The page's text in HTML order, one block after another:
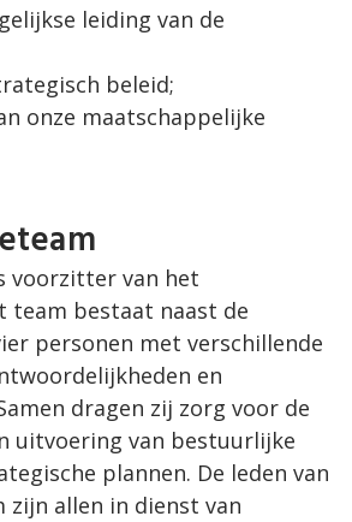
leiding van de
beleid;
onze maatschappelijke
voorzitter van het
team bestaat naast de
personen met verschillende
en
dragen zij zorg voor de
uitvoering van bestuurlijke
plannen. De leden van
zijn allen in dienst van